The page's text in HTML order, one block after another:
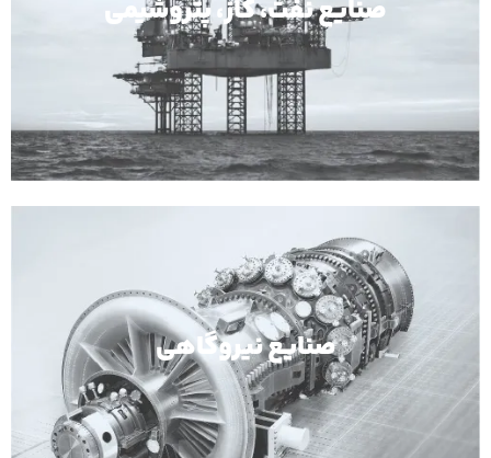
صنایع نفت، گاز، پتروشیمی
صنایع نیروگاهی